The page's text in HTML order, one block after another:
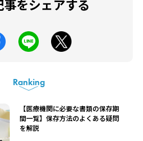
事をシェアする
Ranking
【医療機関に必要な書類の保存期
間一覧】保存方法のよくある疑問
を解説